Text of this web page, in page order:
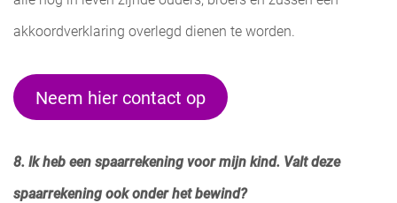
akkoordverklaring overlegd dienen te worden.
Neem hier contact op
8. Ik heb een spaarrekening voor mijn kind. Valt deze
spaarrekening ook onder het bewind?